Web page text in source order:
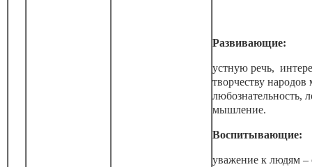
Развивающие:
устную речь,
творчеству народов
любознательность,
мышление.
Воспитывающие:
уважение к людям –